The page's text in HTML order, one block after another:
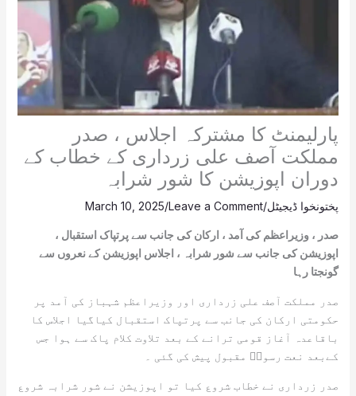
پارلیمنٹ کا مشترکہ اجلاس ، صدر
مملکت آصف علی زرداری کے خطاب کے
دوران اپوزیشن کا شور شرابہ
پختونخوا ڈیجیٹل/
Leave a Comment
/
March 10, 2025
صدر ، وزیراعظم کی آمد ، ارکان کی جانب سے پرتپاک استقبال ،
اپوزیشن کی جانب سے شور شرابہ ، اجلاس اپوزیشن کے نعروں سے
گونجتا رہا
صدر مملکت آصف علی زرداری اور وزیراعظم شہباز کی آمد پر
حکومتی ارکان کی جانب سے پرتپاک استقبال کیاگیا اجلاس کا
باقاعدہ آغاز قومی ترانے کے بعد تلاوت کلام پاک سے ہوا جس
کےبعد نعت رسولؐ مقبول پیش کی گئی ۔
صدر زرداری نے خطاب شروع کیا تو اپوزیشن نے شور شرابہ شروع